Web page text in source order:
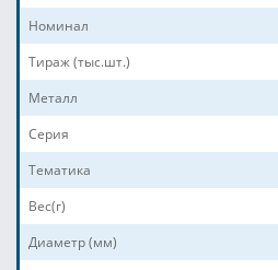
Номинал
Тираж (тыс.шт.)
Металл
Серия
Тематика
Вес(г)
Диаметр (мм)